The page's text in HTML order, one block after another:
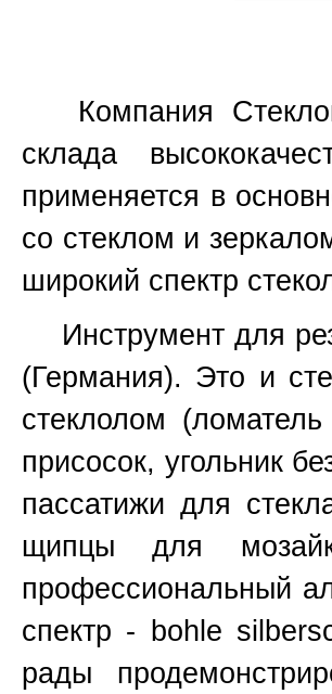
Компания
склада
применяется в
со стеклом и
широкий спектр
Инструмент для
(Германия). Это и
стеклолом
присосок, угольник
пассатижи для
щипцы для
профессиональный
спектр - bohle
рады